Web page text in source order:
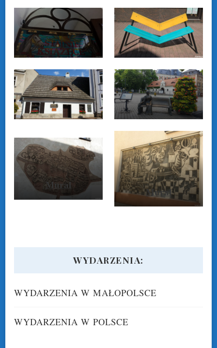
Stajnie Książęce
Ławeczka
księżnej Daisy
Mural
Mural
WYDARZENIA:
WYDARZENIA W MAŁOPOLSCE
WYDARZENIA W POLSCE